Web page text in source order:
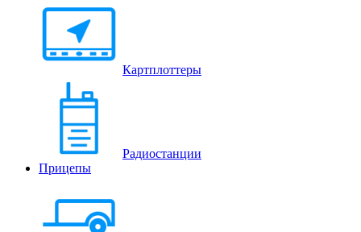
Картплоттеры
Радиостанции
Прицепы